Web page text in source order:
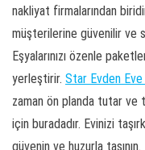
nakliyat firmalarından
müşterilerine güvenilir ve
Eşyalarınızı özenle
yerleştirir. Star Evden
zaman ön planda tutar ve
için buradadır. Evinizi
güvenin ve huzurla taşının.